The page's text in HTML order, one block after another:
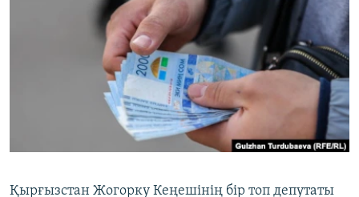
Қырғызстан Жогорку Кеңешінің бір топ депутаты